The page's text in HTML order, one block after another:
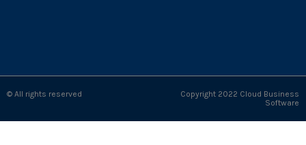
© All rights reserved
Copyright 2022 Cloud Business
Software